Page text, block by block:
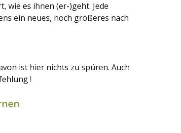
wie es ihnen (er-)geht. Jede
ein neues, noch größeres nach
ist hier nichts zu spüren. Auch
!